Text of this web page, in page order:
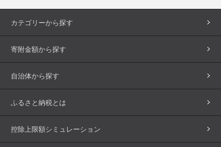
カテゴリーから探す
寄附金額から探す
自治体から探す
ふるさと納税とは
控除上限額シミュレーション